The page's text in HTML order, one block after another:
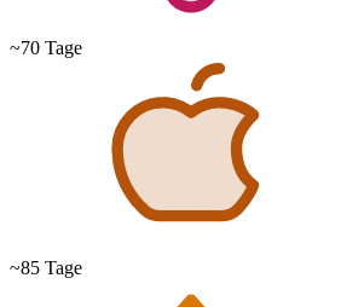
~70 Tage
~85 Tage